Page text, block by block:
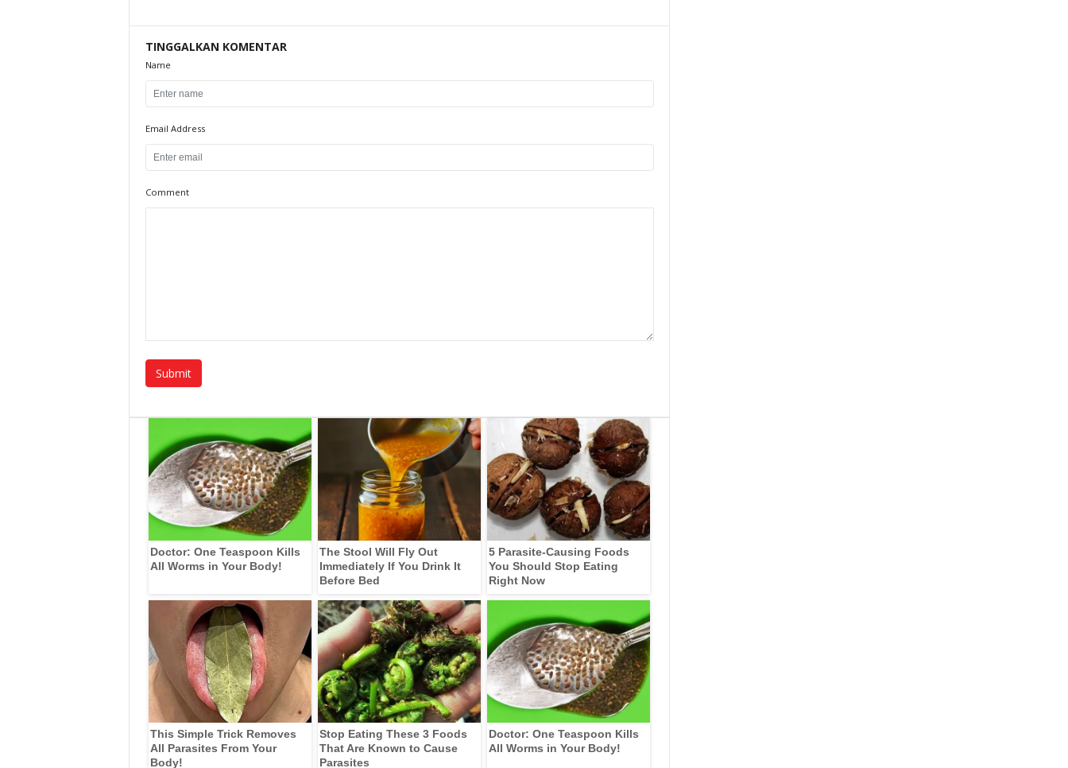
TINGGALKAN KOMENTAR
Name
Email Address
Comment
Doctor: One Teaspoon Kills
All Worms in Your Body!
The Stool Will Fly Out
Immediately If You Drink It
Before Bed
5 Parasite-Causing Foods
You Should Stop Eating
Right Now
This Simple Trick Removes
All Parasites From Your
Body!
Stop Eating These 3 Foods
That Are Known to Cause
Parasites
Doctor: One Teaspoon Kills
All Worms in Your Body!